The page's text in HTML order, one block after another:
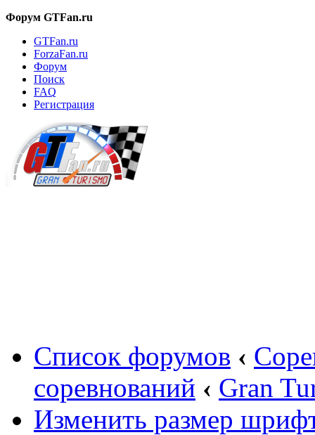
Форум GTFan.ru
GTFan.ru
ForzaFan.ru
Форум
Поиск
FAQ
Регистрация
Список форумов ‹
соревнований ‹ Gran
Изменить размер